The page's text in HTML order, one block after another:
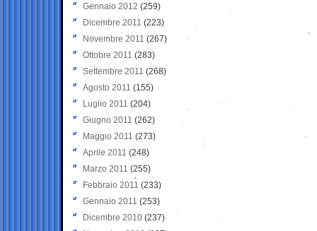
Gennaio 2012 (259)
Dicembre 2011 (223)
Novembre 2011 (267)
Ottobre 2011 (283)
Settembre 2011 (268)
Agosto 2011 (155)
Luglio 2011 (204)
Giugno 2011 (262)
Maggio 2011 (273)
Aprile 2011 (248)
Marzo 2011 (255)
Febbraio 2011 (233)
Gennaio 2011 (253)
Dicembre 2010 (237)